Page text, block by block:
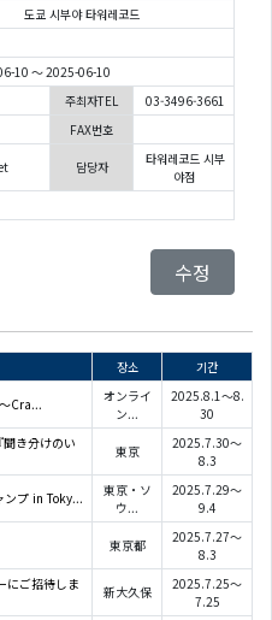
도쿄 시부야 타워레코드
10 ～ 2025-06-10
주최자TEL
03-3496-3661
FAX번호
담당자
타워레코드 시부
야점
수정
장소 기간
Cra...
オンライ
ン...
2025.8.1～8.
30
き分けのい
東京
2025.7.30～
8.3
ンプ in Toky...
東京・ソ
ウ...
2025.7.29～
9.4
東京都
2025.7.27～
8.3
にご招待しま
新大久保
2025.7.25～
7.25